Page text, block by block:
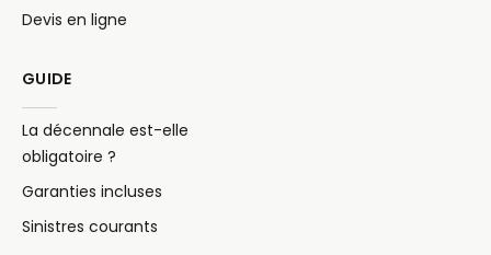
Devis en ligne
GUIDE
La décennale est-elle
obligatoire ?
Garanties incluses
Sinistres courants